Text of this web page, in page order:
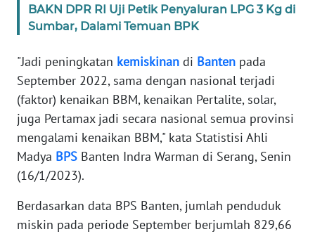
BAKN DPR RI Uji Petik Penyaluran LPG 3 Kg di
Sumbar, Dalami Temuan BPK
"Jadi peningkatan kemiskinan di Banten pada
September 2022, sama dengan nasional terjadi
(faktor) kenaikan BBM, kenaikan Pertalite, solar,
juga Pertamax jadi secara nasional semua provinsi
mengalami kenaikan BBM," kata Statistisi Ahli
Madya BPS Banten Indra Warman di Serang, Senin
(16/1/2023).
Berdasarkan data BPS Banten, jumlah penduduk
miskin pada periode September berjumlah 829,66
KONTAK
INFO
IKLAN
TENTANG
PEDOMAN
MEDIA
SIBER